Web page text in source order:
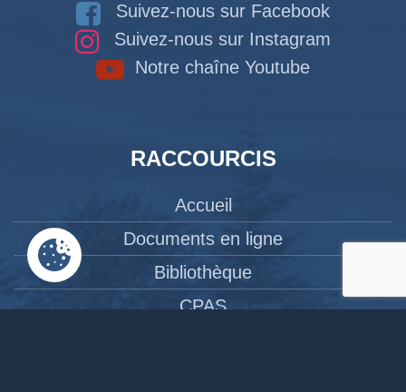
Suivez-nous sur Facebook
Suivez-nous sur Instagram
Notre chaîne Youtube
RACCOURCIS
Accueil
Documents en ligne
Bibliothèque
CPAS